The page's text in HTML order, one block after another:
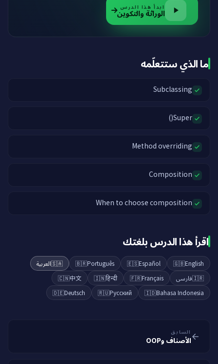
ابدأ هذا الدرس
الوراثة والتكوين
ما الذي ستتعلّمه
Subclassing
Super()
Method overriding
Composition
When to choose composition
اقرأ هذا الدرس بلغتك
🇬🇧English
🇪🇸Español
🇧🇷Português
🇸🇦العربية
🇮🇷فارسی 🇫🇷Français
🇮🇳हिन्दी
🇨🇳中文
🇮🇩Bahasa Indonesia
🇷🇺Русский
🇩🇪Deutsch
السابق
الأصناف وOOP